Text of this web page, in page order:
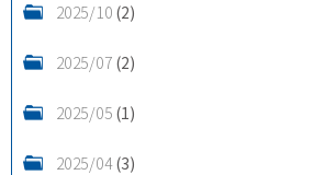
2025/10(2)
2025/07(2)
2025/05(1)
2025/04(3)